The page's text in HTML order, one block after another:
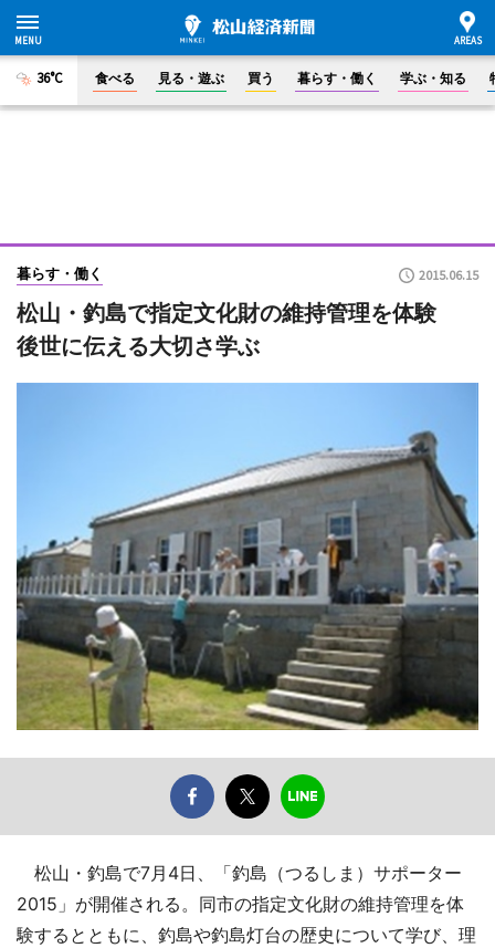
36°C 食べる 見る・遊ぶ 買う 暮らす・働く 学ぶ・知る
暮らす・働く 2015.06.15
松山・釣島で指定文化財の維持管理を体験
後世に伝える大切さ学ぶ
松山・釣島で7月4日、「釣島（つるしま）サポーター
2015」が開催される。同市の指定文化財の維持管理を体
験するとともに、釣島や釣島灯台の歴史について学び、理